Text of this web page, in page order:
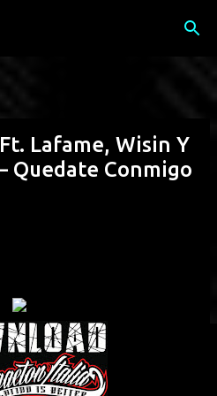
principali
Lafame, Wisin Y
Quedate Conmigo